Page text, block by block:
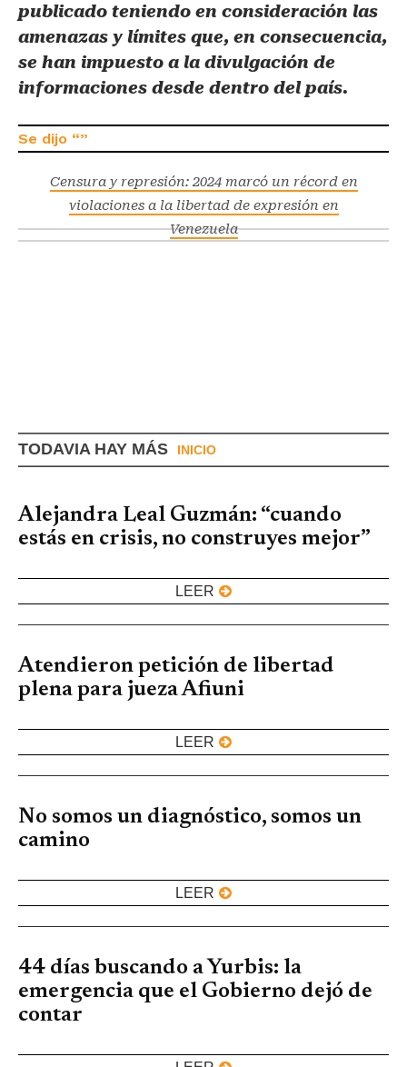
publicado teniendo en consideración las
amenazas y límites que, en consecuencia,
se han impuesto a la divulgación de
informaciones desde dentro del país.
Censura y represión: 2024 marcó un récord en
violaciones a la libertad de expresión en
Venezuela
TODAVIA HAY MÁS INICIO
Alejandra Leal Guzmán: “cuando
estás en crisis, no construyes mejor”
LEER
Atendieron petición de libertad
plena para jueza Afiuni
LEER
No somos un diagnóstico, somos un
camino
LEER
44 días buscando a Yurbis: la
emergencia que el Gobierno dejó de
contar